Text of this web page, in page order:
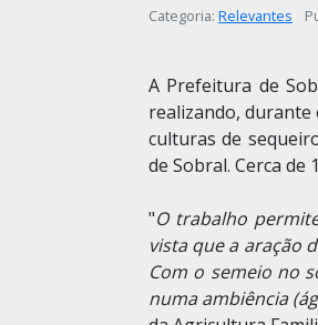
Detalhes
Categoria: Relevantes
A Prefeitura de
realizando, durante
culturas de
de Sobral. Cerca
"O trabalho
vista que a aração
Com o semeio no
numa ambiência